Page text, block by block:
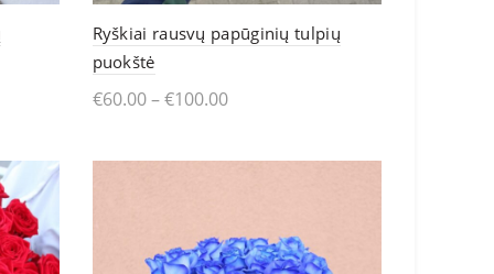
Ryškiai rausvų papūginių tulpių
puokštė
€60.00–€100.00
product
multiple